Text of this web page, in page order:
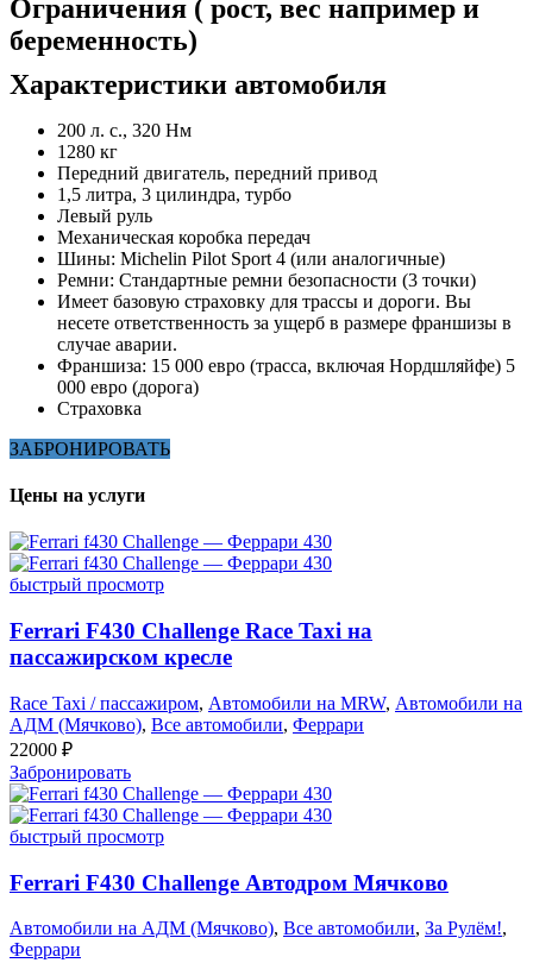
Ограничения ( рост, вес например и
беременность)
Характеристики автомобиля
200 л. с., 320 Нм
1280 кг
Передний двигатель, передний привод
1,5 литра, 3 цилиндра, турбо
Левый руль
Механическая коробка передач
Шины: Michelin Pilot Sport 4 (или аналогичные)
Ремни: Стандартные ремни безопасности (3 точки)
Имеет базовую страховку для трассы и дороги. Вы
несете ответственность за ущерб в размере франшизы в
случае аварии.
Франшиза: 15 000 евро (трасса, включая Нордшляйфе) 5
000 евро (дорога)
Страховка
ЗАБРОНИРОВАТЬ
Цены на услуги
быстрый просмотр
Ferrari F430 Challenge Race Taxi на
пассажирском кресле
Race Taxi / пассажиром, Автомобили на MRW, Автомобили на
АДМ (Мячково), Все автомобили, Феррари
22000 ₽
Забронировать
быстрый просмотр
Ferrari F430 Challenge Автодром Мячково
Автомобили на АДМ (Мячково), Все автомобили, За Рулём!,
Феррари